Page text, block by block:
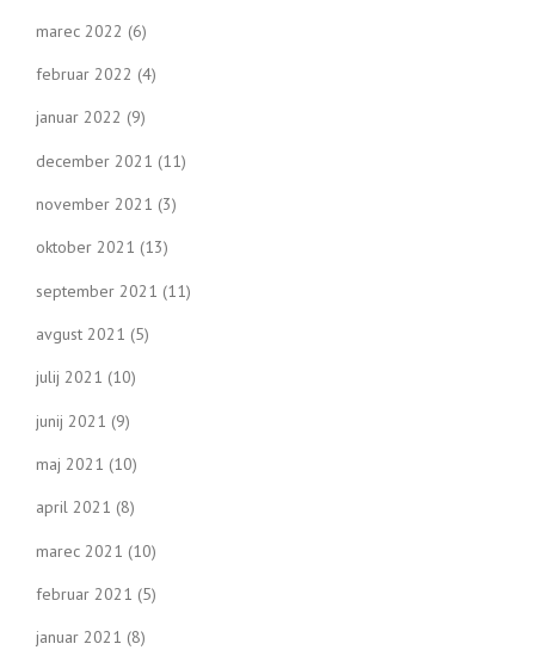
marec 2022 (6)
februar 2022 (4)
januar 2022 (9)
december 2021 (11)
november 2021 (3)
oktober 2021 (13)
september 2021 (11)
avgust 2021 (5)
julij 2021 (10)
junij 2021 (9)
maj 2021 (10)
april 2021 (8)
marec 2021 (10)
februar 2021 (5)
januar 2021 (8)